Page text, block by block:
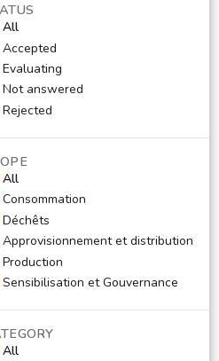
All
Accepted
Evaluating
Not answered
Rejected
All
Consommation
Déchêts
Approvisionnement et distribution
Production
Sensibilisation et Gouvernance
All